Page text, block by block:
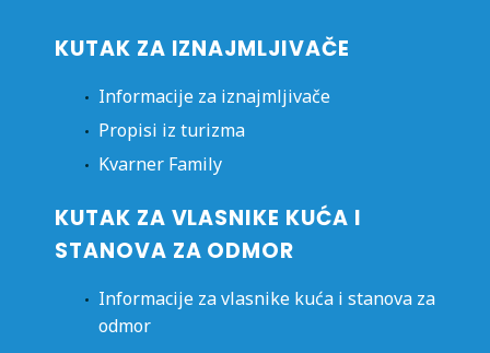
KUTAK ZA IZNAJMLJIVAČE
Informacije za iznajmljivače
Propisi iz turizma
Kvarner Family
KUTAK ZA VLASNIKE KUĆA I
STANOVA ZA ODMOR
Informacije za vlasnike kuća i stanova za
odmor